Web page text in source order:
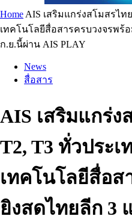
Home AIS เสริมแกร่งสโมสรไท
เทคโนโลยีสื่อสารครบวงจรพร้
ก.ย.นี้ผ่าน AIS PLAY
News
สื่อสาร
AIS เสริมแกร่ง
T2, T3 ทั่วประ
เทคโนโลยีสื่อส
ยิงสดไทยลีก 3